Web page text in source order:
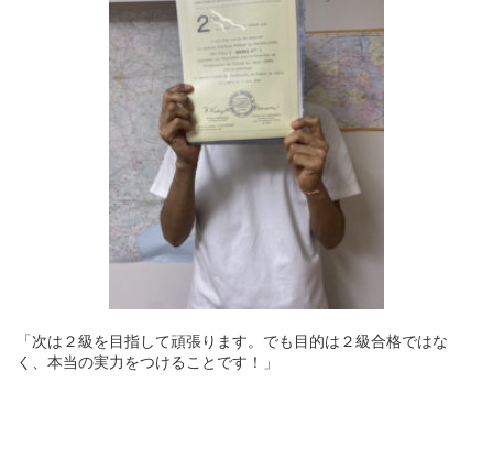
「次は２級を目指して頑張ります。でも目的は２級合格ではな
く、本当の実力をつけることです！」